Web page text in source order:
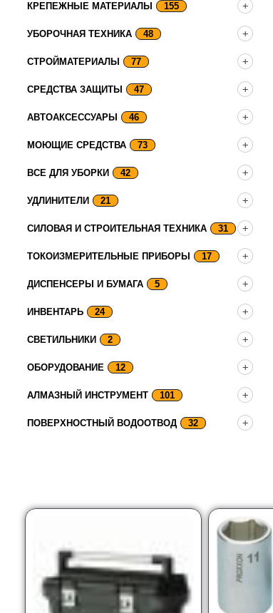
КРЕПЕЖНЫЕ МАТЕРИАЛЫ 155
УБОРОЧНАЯ ТЕХНИКА 48
СТРОЙМАТЕРИАЛЫ 77
СРЕДСТВА ЗАЩИТЫ 47
АВТОАКСЕССУАРЫ 46
МОЮЩИЕ СРЕДСТВА 73
ВСЕ ДЛЯ УБОРКИ 42
УДЛИНИТЕЛИ 21
СИЛОВАЯ И СТРОИТЕЛЬНАЯ ТЕХНИКА 31
ТОКОИЗМЕРИТЕЛЬНЫЕ ПРИБОРЫ 17
ДИСПЕНСЕРЫ И БУМАГА 5
ИНВЕНТАРЬ 24
СВЕТИЛЬНИКИ 2
ОБОРУДОВАНИЕ 12
АЛМАЗНЫЙ ИНСТРУМЕНТ 101
ПОВЕРХНОСТНЫЙ ВОДООТВОД 32